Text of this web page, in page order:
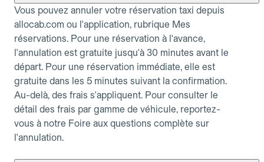
Vous pouvez annuler votre réservation taxi depuis
allocab.com ou l'application, rubrique Mes
réservations. Pour une réservation à l'avance,
l'annulation est gratuite jusqu'à 30 minutes avant le
départ. Pour une réservation immédiate, elle est
gratuite dans les 5 minutes suivant la confirmation.
Au-delà, des frais s'appliquent. Pour consulter le
détail des frais par gamme de véhicule, reportez-
vous à notre Foire aux questions complète sur
l'annulation.